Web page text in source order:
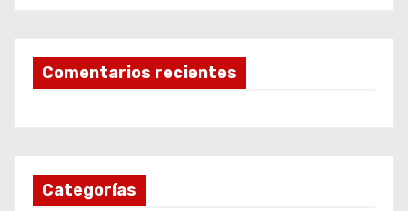
Comentarios recientes
Categorías